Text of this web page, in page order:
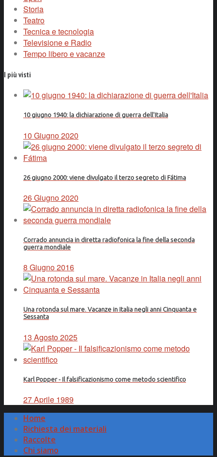
Storia
Teatro
Tecnica e tecnologia
Televisione e Radio
Tempo libero e vacanze
I più visti
10 giugno 1940: la dichiarazione di guerra dell'Italia
10 Giugno 2020
26 giugno 2000: viene divulgato il terzo segreto di Fátima
26 Giugno 2020
Corrado annuncia in diretta radiofonica la fine della seconda
guerra mondiale
8 Giugno 2016
Una rotonda sul mare. Vacanze in Italia negli anni Cinquanta e
Sessanta
13 Agosto 2025
Karl Popper - Il falsificazionismo come metodo scientifico
27 Aprile 1989
Home
Richiesta dei materiali
Raccolte
Chi siamo